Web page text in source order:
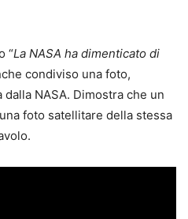
“La NASA ha dimenticato di
condiviso una foto,
NASA. Dimostra che un
foto satellitare della stessa